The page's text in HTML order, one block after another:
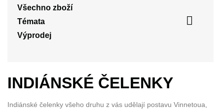
Všechno zboží
Témata

Výprodej
INDIÁNSKÉ ČELENKY
Indiánské čelenky všeho druhu z vás udělají postavu Vinnetoua,